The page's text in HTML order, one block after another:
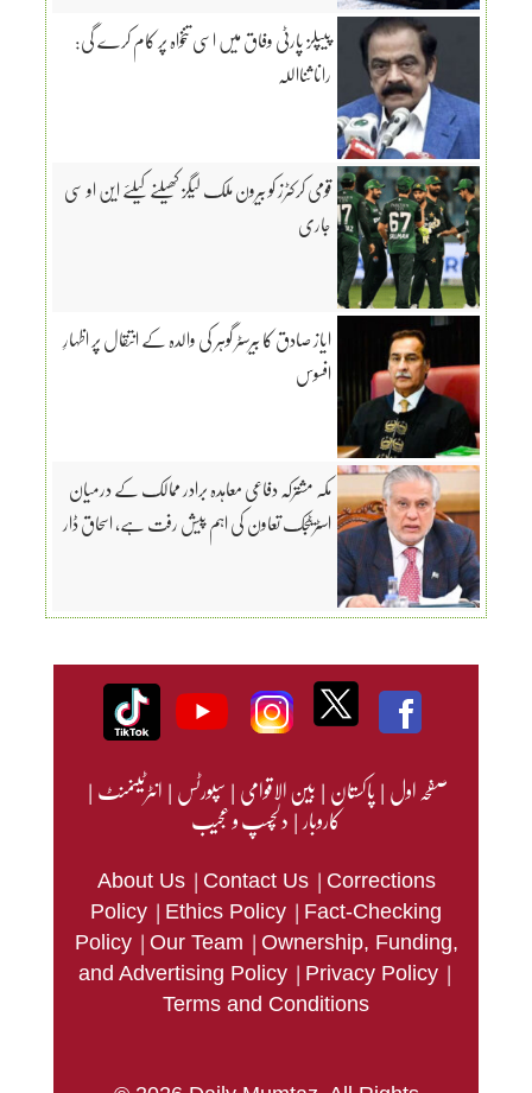
پیپلز پارٹی وفاق میں اسی تنخواہ پر کام کرے گی:
رانا ثنااللہ
قومی کرکٹرز کو بیرون ملک لیگز کھیلنے کیلئے این او سی
جاری
ایاز صادق کا بیرسٹر گوہر کی والدہ کے انتقال پر اظہارِ
افسوس
مکہ مشترکہ دفاعی معاہدہ برادر ممالک کے درمیان
اسٹریٹجک تعاون کی اہم پیش رفت ہے، اسحاق ڈار
صفحہ اول|پاکستان|بین الاقوامی|سپورٹس|انٹرٹینمنٹ|
کاروبار|دلچسپ و عجیب
About Us | Contact Us | Corrections
Policy | Ethics Policy | Fact-Checking
Policy | Our Team | Ownership, Funding,
and Advertising Policy | Privacy Policy |
Terms and Conditions